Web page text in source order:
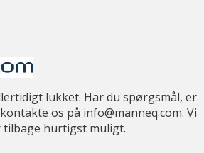
lukket. Har du spørgsmål, er
os på info@manneq.com. Vi
tilbage hurtigst muligt.